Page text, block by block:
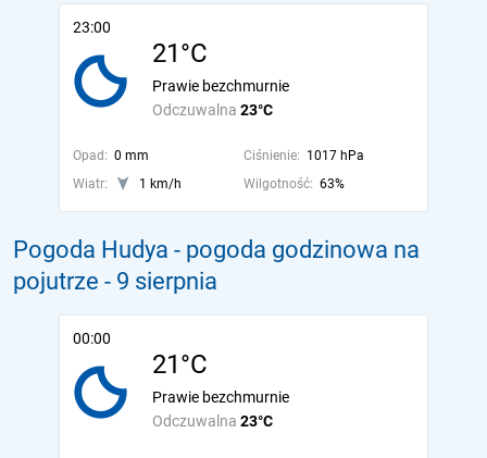
23:00
21°C
Odczuwalna 23°C
Prawie bezchmurnie
Opad: 0 mm Ciśnienie: 1017 hPa
Wiatr:
1 km/h Wilgotność: 63%
Pogoda Hudya - pogoda godzinowa na
pojutrze - 9 sierpnia
00:00
21°C
Odczuwalna 23°C
Prawie bezchmurnie